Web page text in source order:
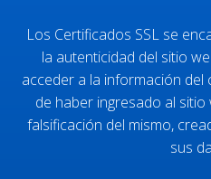
Los Certificados SSL se
la autenticidad del sitio
acceder a la información
de haber ingresado al
falsificación del mismo,
sus